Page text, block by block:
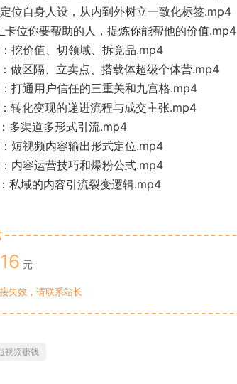
位自身人设，从内到外树立一致化标签.mp4
卡位你要帮助的人，提炼你能帮他的价值.mp4
挖价值、切领域、拆竞品.mp4
做区隔、立卖点、搭载体超级个体营.mp4
打通用户信任的三重关和九宫格.mp4
转化变现的递进流程与成交主张.mp4
多渠道多形式引流.mp4
短视频内容输出形式定位.mp4
内容运营技巧和爆粉公式.mp4
私域的内容引流裂变逻辑.mp4
16 元
失效，请联系站长
视频赚钱